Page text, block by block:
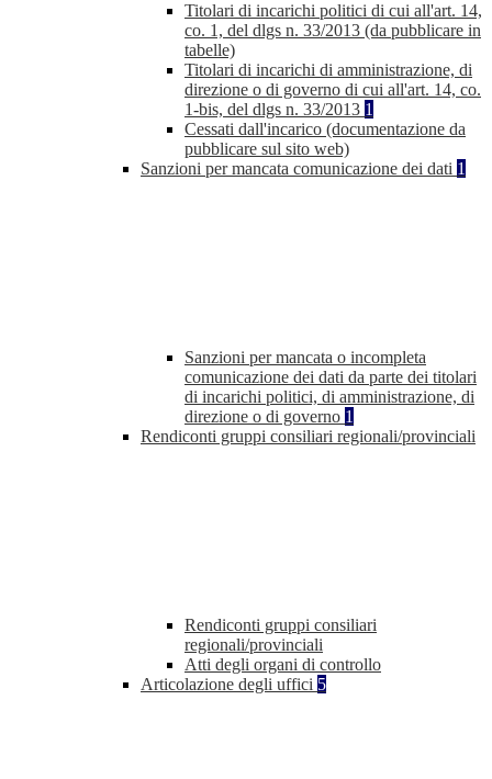
Titolari di incarichi politici di cui all'art. 14,
co. 1, del dlgs n. 33/2013 (da pubblicare in
tabelle)
Titolari di incarichi di amministrazione, di
direzione o di governo di cui all'art. 14, co.
1-bis, del dlgs n. 33/2013 1
Cessati dall'incarico (documentazione da
pubblicare sul sito web)
Sanzioni per mancata comunicazione dei dati 1
Sanzioni per mancata o incompleta
comunicazione dei dati da parte dei titolari
di incarichi politici, di amministrazione, di
direzione o di governo 1
Rendiconti gruppi consiliari regionali/provinciali
Rendiconti gruppi consiliari
regionali/provinciali
Atti degli organi di controllo
Articolazione degli uffici 5